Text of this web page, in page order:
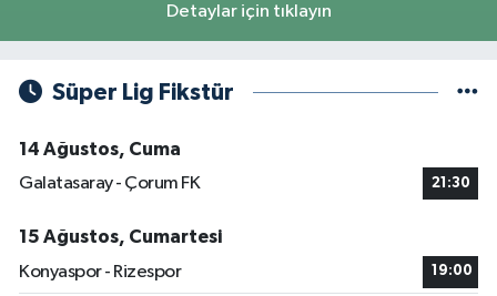
Detaylar için tıklayın
Süper Lig Fikstür
14 Ağustos, Cuma
Galatasaray - Çorum FK
21:30
15 Ağustos, Cumartesi
Konyaspor - Rizespor
19:00